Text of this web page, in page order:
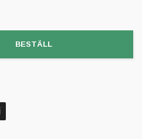
BESTÄLL